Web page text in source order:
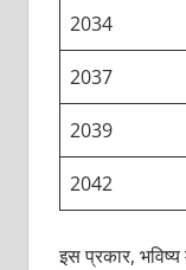
2034
2037
2039
2042
इस प्रकार,